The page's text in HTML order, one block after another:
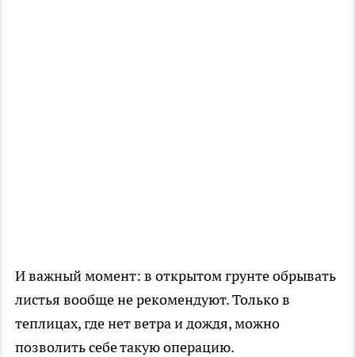
И важный момент: в открытом грунте обрывать
листья вообще не рекомендуют. Только в
теплицах, где нет ветра и дождя, можно
позволить себе такую операцию.